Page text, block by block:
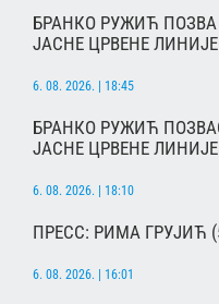
БРАНКО РУЖИЋ
ЈАСНЕ ЦРВЕНЕ
6. 08. 2026. | 18:45
БРАНКО РУЖИЋ
ЈАСНЕ ЦРВЕНЕ
6. 08. 2026. | 18:10
ПРЕСС: РИМА ГРУЈИЋ
6. 08. 2026. | 16:01